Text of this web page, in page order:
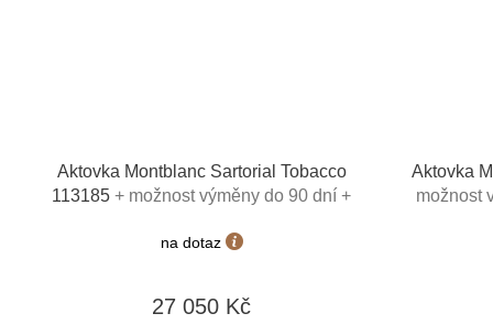
Aktovka Montblanc Sartorial Tobacco
113185 + možnost výměny do 90 dní +
toaletní voda Montblanc v hodnotě
na dotaz
27 050 Kč
Aktovka
možnost
voda